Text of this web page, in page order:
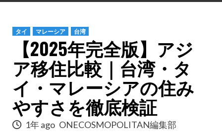
ニ タイ マレーシア 台湾
【2025年完全版】アジ
ア移住比較｜台湾・タ
イ・マレーシアの住み
やすさを徹底検証
1年 ago ONECOSMOPOLITAN編集部